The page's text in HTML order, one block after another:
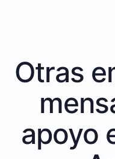
Otras
apoyo